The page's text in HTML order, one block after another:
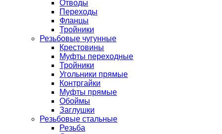
Отводы
Переходы
Фланцы
Тройники
Резьбовые чугунные
Крестовины
Муфты переходные
Тройники
Угольники прямые
Контргайки
Муфты прямые
Обоймы
Заглушки
Резьбовые стальные
Резьба